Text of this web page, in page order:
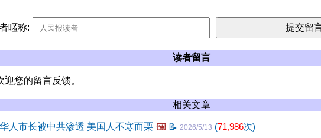
暱称:
读者留言
迎您的留言反馈。
相关文章
华人市长被中共渗透 美国人不寒而栗 🖼️ 📝 2026/5/13 (71,986次)